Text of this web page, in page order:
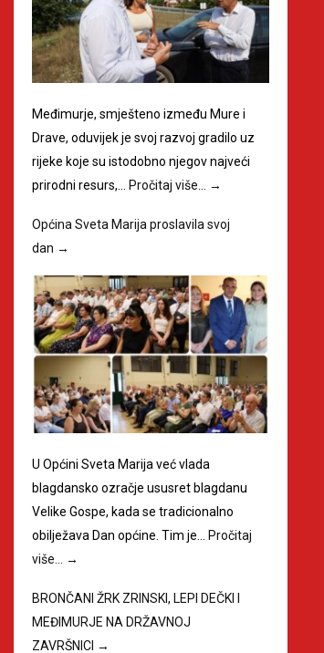
Međimurje, smješteno između Mure i
Drave, oduvijek je svoj razvoj gradilo uz
rijeke koje su istodobno njegov najveći
prirodni resurs,… Pročitaj više… →
Općina Sveta Marija proslavila svoj
dan →
U Općini Sveta Marija već vlada
blagdansko ozračje ususret blagdanu
Velike Gospe, kada se tradicionalno
obilježava Dan općine. Tim je…
Pročitaj
više…
→
BRONČANI ŽRK ZRINSKI, LEPI DEČKI I
MEĐIMURJE NA DRŽAVNOJ
ZAVRŠNICI →